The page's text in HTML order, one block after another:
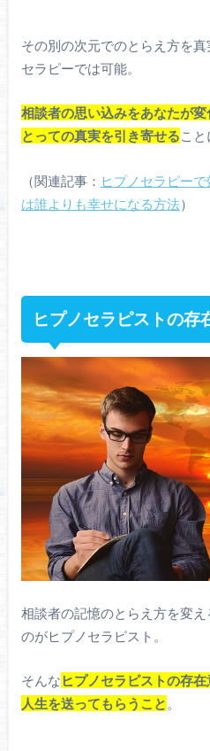
その別の次元でのとらえ方を
セラピーでは可能。
相談者の思い込みをあなたが
とっての真実を引き寄せること
（関連記事： ヒプノセラピー
は誰よりも幸せになる方法）
ヒプノセラピストの存
相談者の記憶のとらえ方を変
のがヒプノセラピスト。
そんな ヒプノセラピストの存
人生を送ってもらうこと 。